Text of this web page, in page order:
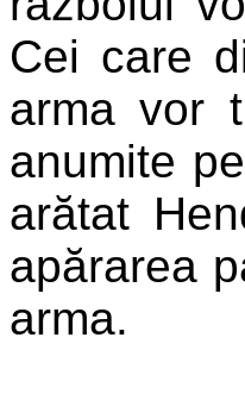
Cei care
arma vor
anumite
arătat
apărarea
arma.